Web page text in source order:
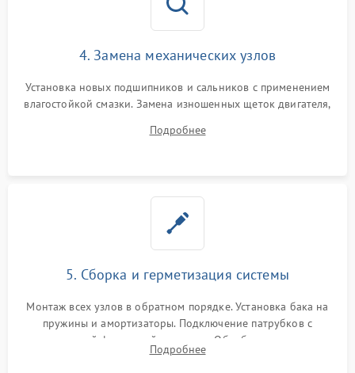
4. Замена механических узлов
Установка новых подшипников и сальников с применением
влагостойкой смазки. Замена изношенных щеток двигателя,
или поврежденной резиновой манжеты.
Подробнее
5. Сборка и герметизация системы
Монтаж всех узлов в обратном порядке. Установка бака на
пружины и амортизаторы. Подключение патрубков с
надежной фиксацией хомутами. Обработка стыков
герметиком для предотвращения возможных протечек воды.
Подробнее